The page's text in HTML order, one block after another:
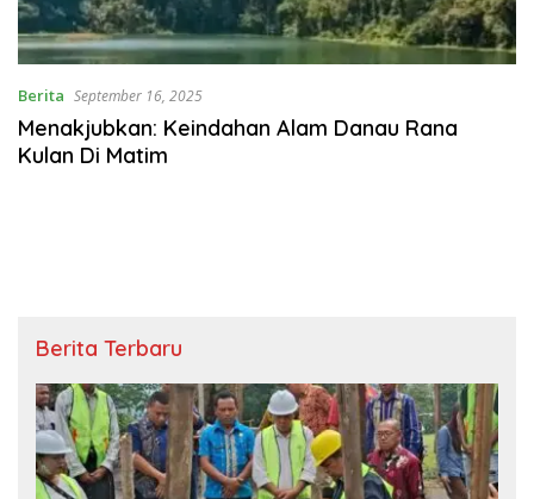
Berita September 16, 2025
Menakjubkan: Keindahan Alam Danau Rana
Kulan Di Matim
Berita Terbaru